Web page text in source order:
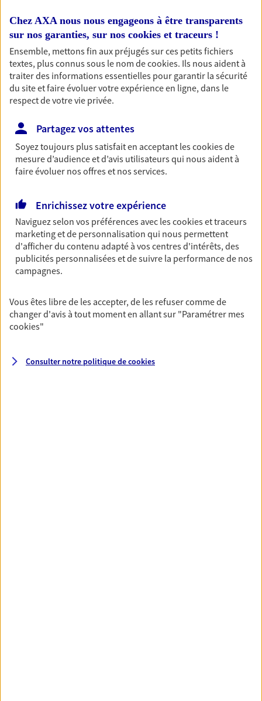
Nos offres phares
Épargne
immobilier, études des enfants ou voyage autour
du monde… Épargnez à votre rythme et
simplement, selon votre profil.
Préparez sereinement ce nouveau chapitre de
votre vie avec les conseils d'un expert. Découvrez
notre solution PER (Plan Epargne Retraite)
spécialement conçue pour la retraite.
Couvrez vos dépenses de santé ainsi que celles de
votre famille avec la complémentaire santé qui
vous ressemble.
Prévoyance
Chez AXA nous nous engageons à être transparents
sur nos garanties, sur nos cookies et traceurs !
Ensemble, mettons fin aux préjugés sur ces petits fichiers
textes, plus connus sous le nom decookies. Ils nous aident à
traiter des informations essentielles pour garantir la sécurité
du site et faire évoluer votre expérience en ligne, dans le
respect de votre vie privée.
Partagez vos attentes
Soyez toujours plus satisfait en acceptant lescookiesde
mesure d’audience et d’avis utilisateurs qui nous aident à
faire évoluer nos offres et nos services.
Enrichissez votre expérience
Naviguez selon vos préférences avec lescookies et traceurs
marketing et de personnalisation qui nous permettent
d'afficher du contenu adapté à vos centres d'intérêts, des
publicités personnalisées et de suivre la performance de nos
campagnes.
Vous êtes libre de les accepter, de les refuser comme de
changer d'avis à tout moment en allant sur "Paramétrer mes
cookies"
Consulter notre politique decookies